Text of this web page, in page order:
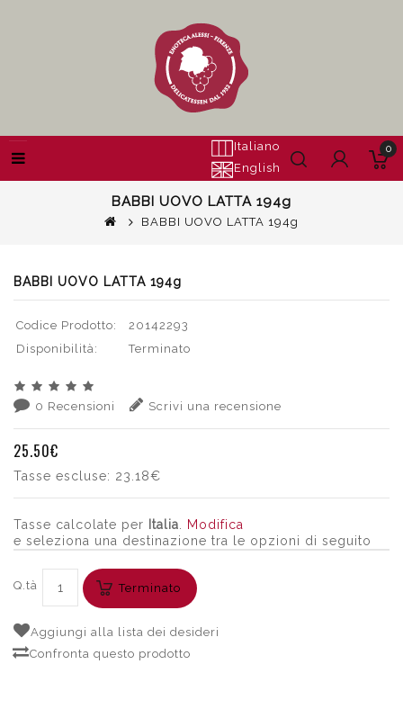
Italiano
English
0
BABBI UOVO LATTA 194g
BABBI UOVO LATTA 194g
BABBI UOVO LATTA 194g
Codice Prodotto:
20142293
Disponibilità:
Terminato
0 Recensioni Scrivi una recensione
25.50€
Tasse escluse: 23.18€
Tasse calcolate per Italia
Modifica
e seleziona una destinazione tra le opzioni di seguito
Q.tà Terminato
Aggiungi alla lista dei desideri
Confronta questo prodotto